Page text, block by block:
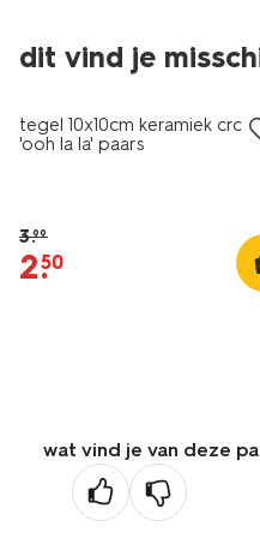
dit vind je
sale
tegel 10x10cm keramiek
'ooh la la' paars
3.99
2.
50
wat vind je van deze